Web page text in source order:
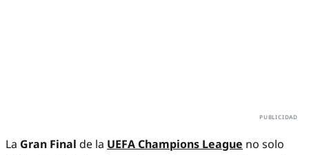
La Gran Final de la UEFA Champions League no solo